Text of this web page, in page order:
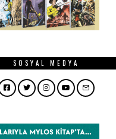
SOSYAL MEDYA
Facebook
TwitterInstagram
YouTubeEmail